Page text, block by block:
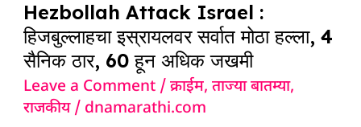
Hezbollah Attack Israel :
हिजबुल्लाहचा इस्रायलवर सर्वात मोठा हल्ला, 4
सैनिक ठार, 60 हून अधिक जखमी
Leave a Comment /क्राईम,ताज्या बातम्या,
राजकीय/ dnamarathi.com
ठार,
60
हून
अधिक
जखमी